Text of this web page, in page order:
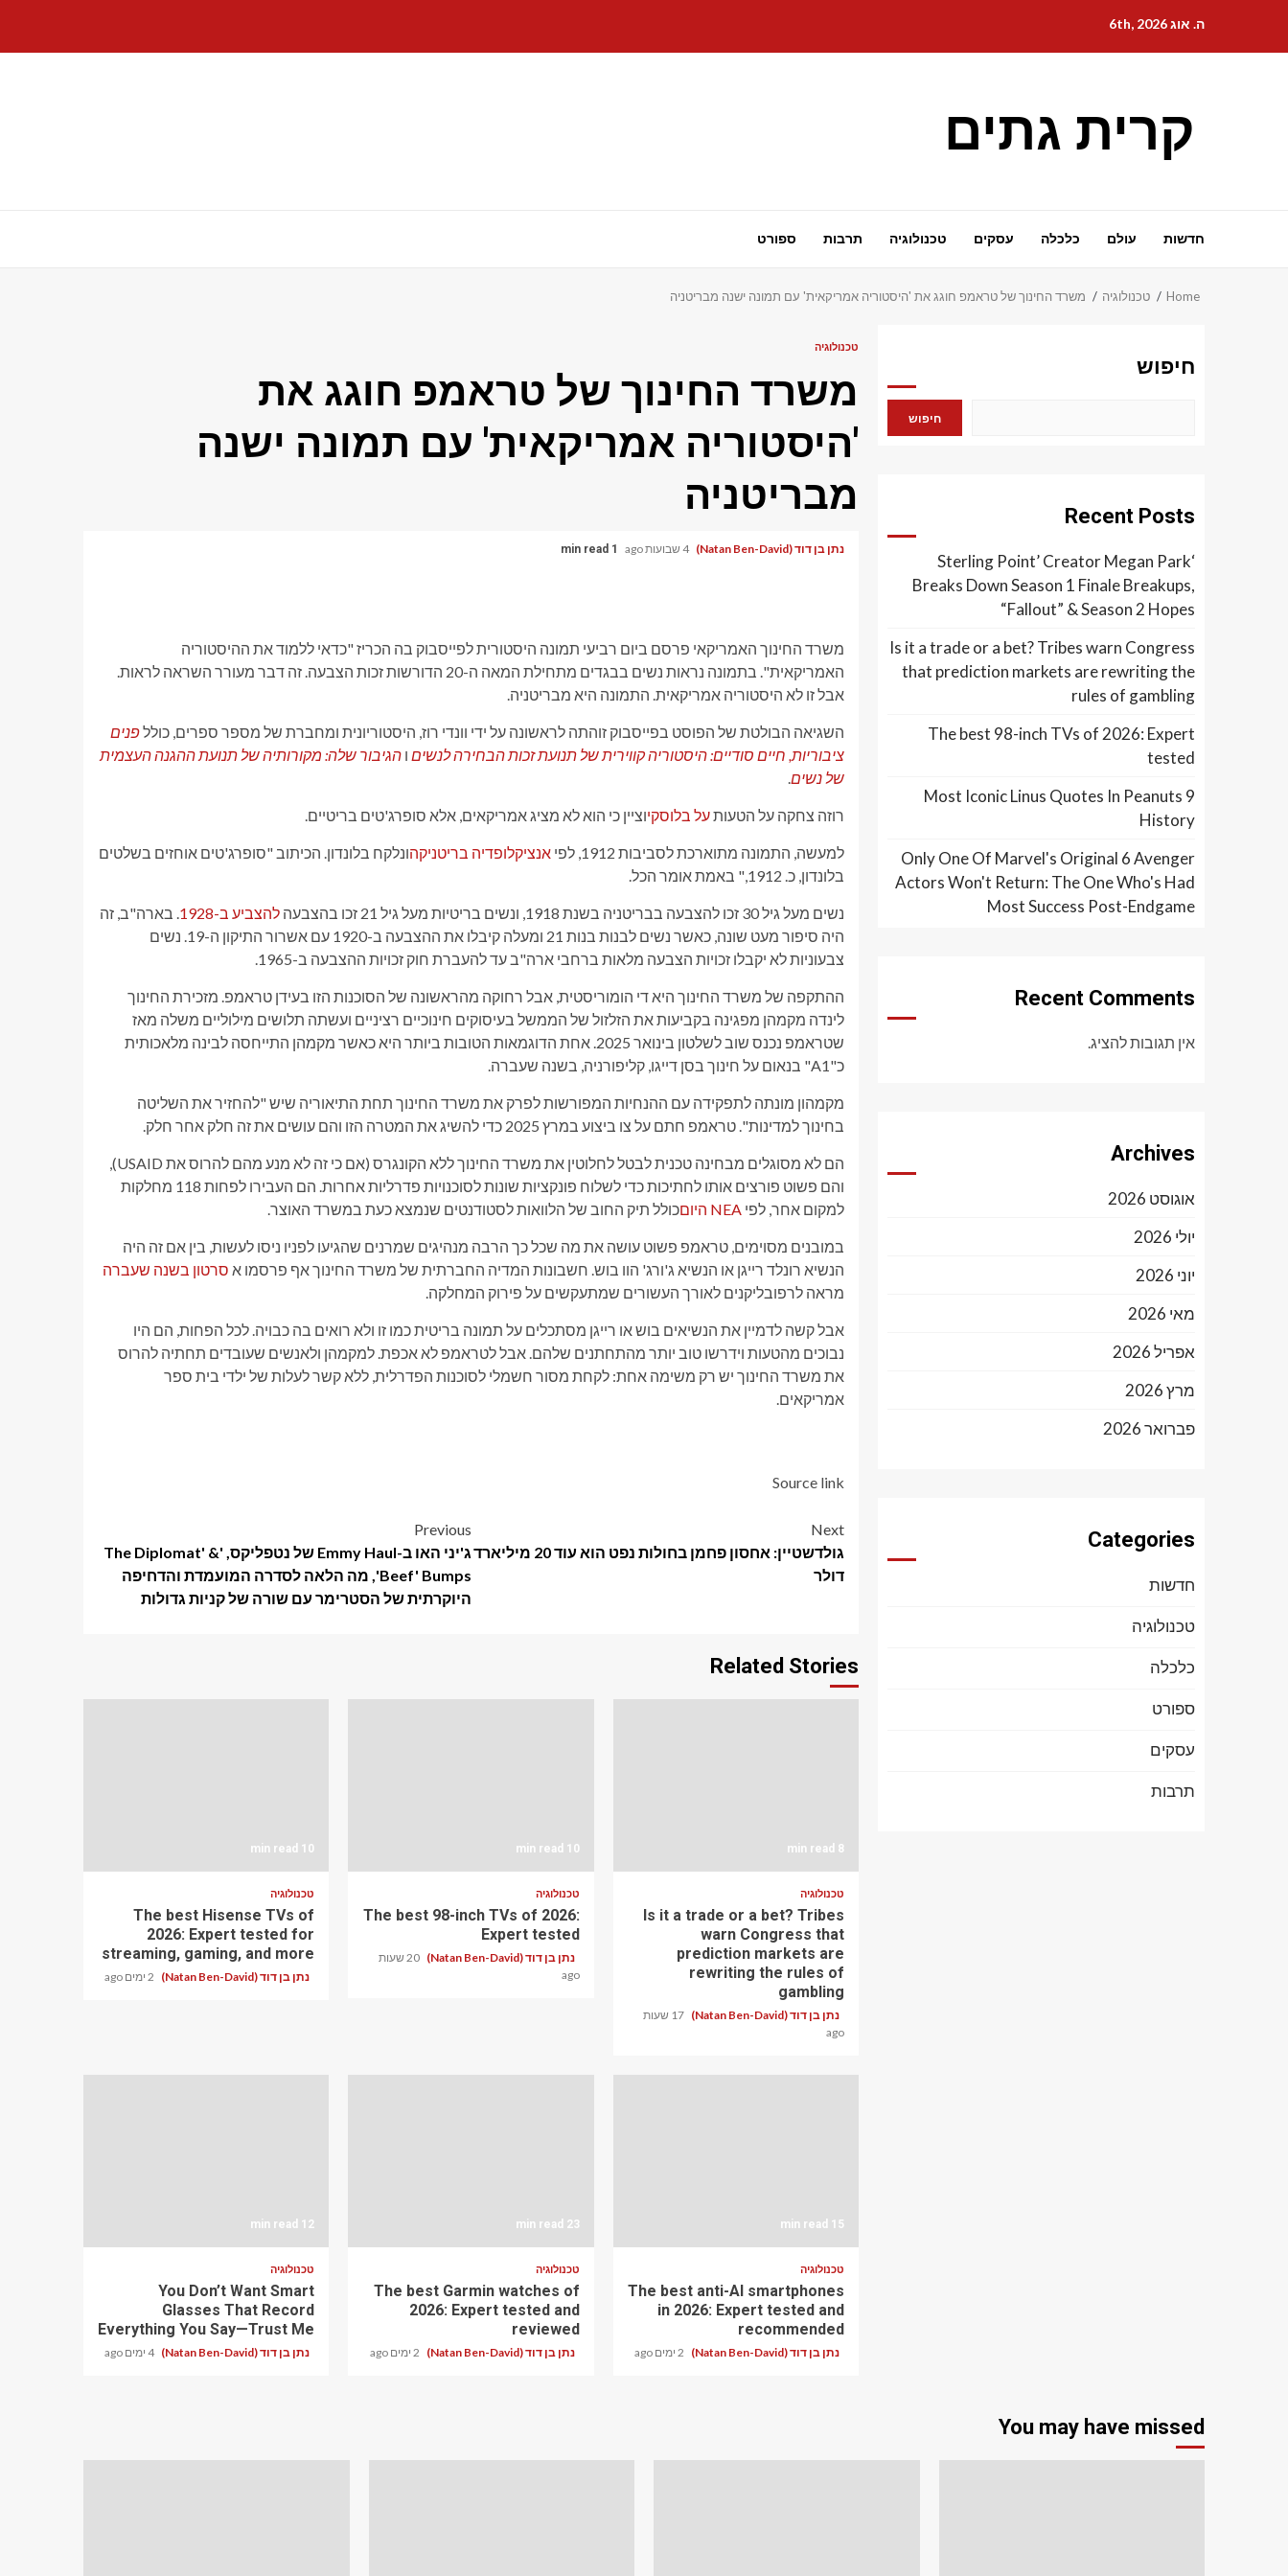
content
ה. אוג 6th, 2026
קרית גתים
חדשות עולם כלכלה עסקים טכנולוגיה תרבות ספורט
Home טכנולוגיה משרד החינוך של טראמפ חוגג את 'היסטוריה אמריקאית' עם תמונה ישנה מבריטניה
טכנולוגיה
משרד החינוך של טראמפ חוגג את
'היסטוריה אמריקאית' עם תמונה ישנה
מבריטניה
נתן בן דוד (Natan Ben-David) 4 שבועות ago 1 min read
משרד החינוך האמריקאי פרסם ביום רביעי תמונה היסטורית לפייסבוק בה הכריז "כדאי ללמוד את ההיסטוריה
האמריקאית". בתמונה נראות נשים בבגדים מתחילת המאה ה-20 הדורשות זכות הצבעה. זה דבר מעורר השראה לראות.
אבל זו לא היסטוריה אמריקאית. התמונה היא מבריטניה.
השגיאה הבולטת של הפוסט בפייסבוק זוהתה לראשונה על ידי וונדי רוז, היסטוריונית ומחברת של מספר ספרים, כוללפנים
ציבוריות, חיים סודיים: היסטוריה קווירית של תנועת זכות הבחירה לנשים ו הגיבור שלה: מקורותיה של תנועת ההגנה העצמית
של נשים.
רוזה צחקה על הטעותעל בלוסקיוציין כי הוא לא מציג אמריקאים, אלא סופרג'טים בריטיים.
למעשה, התמונה מתוארכת לסביבות 1912, לפי אנציקלופדיה בריטניקהונלקח בלונדון. הכיתוב "סופרג'טים אוחזים בשלטים
בלונדון, כ. 1912," באמת אומר הכל.
נשים מעל גיל 30 זכו להצבעה בבריטניה בשנת 1918, ונשים בריטיות מעל גיל 21 זכו בהצבעה להצביע ב-1928
. בארה"ב, זה
היה סיפור מעט שונה, כאשר נשים לבנות בנות 21 ומעלה קיבלו את ההצבעה ב-1920 עם אשרור התיקון ה-19. נשים
צבעוניות לא יקבלו זכויות הצבעה מלאות ברחבי ארה"ב עד להעברת חוק זכויות ההצבעה ב-1965.
ההתקפה של משרד החינוך היא די הומוריסטית, אבל רחוקה מהראשונה של הסוכנות הזו בעידן טראמפ. מזכירת החינוך
לינדה מקמהן מפגינה בקביעות את הזלזול של הממשל בעיסוקים חינוכיים רציניים ועשתה תלושים מילוליים משלה מאז
שטראמפ נכנס שוב לשלטון בינואר 2025. אחת הדוגמאות הטובות ביותר היא כאשר מקמהן התייחסה לבינה מלאכותית
כ"A1" בנאום על חינוך בסן דייגו, קליפורניה, בשנה שעברה.
מקמהון מונתה לתפקידה עם ההנחיות המפורשות לפרק את משרד החינוך תחת התיאוריה שיש "להחזיר את השליטה
בחינוך למדינות". טראמפ חתם על צו ביצוע במרץ 2025 כדי להשיג את המטרה הזו והם עושים את זה חלק אחר חלק.
הם לא מסוגלים מבחינה טכנית לבטל לחלוטין את משרד החינוך ללא הקונגרס (אם כי זה לא מנע מהם להרוס את USAID),
והם פשוט פורצים אותו לחתיכות כדי לשלוח פונקציות שונות לסוכנויות פדרליות אחרות. הם העבירו לפחות 118 מחלקות
למקום אחר, לפי NEA היום כולל תיק החוב של הלוואות לסטודנטים שנמצא כעת במשרד האוצר.
במובנים מסוימים, טראמפ פשוט עושה את מה שכל כך הרבה מנהיגים שמרנים שהגיעו לפניו ניסו לעשות, בין אם זה היה
הנשיא רונלד רייגן או הנשיא ג'ורג' הוו בוש. חשבונות המדיה החברתית של משרד החינוך אף פרסמו א סרטון בשנה שעברה
מראה לרפובליקנים לאורך העשורים שמתעקשים על פירוק המחלקה.
אבל קשה לדמיין את הנשיאים בוש או רייגן מסתכלים על תמונה בריטית כמו זו ולא רואים בה כבויה. לכל הפחות, הם היו
נבוכים מהטעות וידרשו טוב יותר מהתחתנים שלהם. אבל לטראמפ לא אכפת. למקמהן ולאנשים שעובדים תחתיה להרוס
את משרד החינוך יש רק משימה אחת: לקחת מסור חשמלי לסוכנות הפדרלית, ללא קשר לעלות של ילדי בית ספר
אמריקאים.
Source link
Post
navigation
Previous
ג'יני האו ב-Emmy Haul של נטפליקס, 'The Diplomat' &
'Beef' Bumps, מה הלאה לסדרה המועמדת והדחיפה
היוקרתית של הסטרימר עם שורה של קניות גדולות
Next
גולדשטיין: אחסון פחמן בחולות נפט הוא עוד 20 מיליארד
דולר
Related Stories
8 min read
טכנולוגיה
Is it a trade or a bet? Tribes
warn Congress that
prediction markets are
rewriting the rules of
gambling
נתן בן דוד (Natan Ben-David)
17 שעות
ago
10 min read
טכנולוגיה
The best 98-inch TVs of 2026:
Expert tested
נתן בן דוד (Natan Ben-David)
20 שעות
ago
10 min read
טכנולוגיה
The best Hisense TVs of
2026: Expert tested for
streaming, gaming, and more
נתן בן דוד (Natan Ben-David) 2 ימים ago
15 min read
טכנולוגיה
The best anti-AI smartphones
in 2026: Expert tested and
recommended
נתן בן דוד (Natan Ben-David) 2 ימים ago
23 min read
טכנולוגיה
The best Garmin watches of
2026: Expert tested and
reviewed
נתן בן דוד (Natan Ben-David) 2 ימים ago
12 min read
טכנולוגיה
You Don’t Want Smart
Glasses That Record
Everything You Say—Trust Me
נתן בן דוד (Natan Ben-David) 4 ימים ago
חיפוש
חיפוש
Recent Posts
‘Sterling Point’ Creator Megan Park
Breaks Down Season 1 Finale Breakups,
“Fallout” & Season 2 Hopes
Is it a trade or a bet? Tribes warn Congress
that prediction markets are rewriting the
rules of gambling
The best 98-inch TVs of 2026: Expert
tested
9 Most Iconic Linus Quotes In Peanuts
History
Only One Of Marvel's Original 6 Avenger
Actors Won't Return: The One Who's Had
Most Success Post-Endgame
Recent Comments
אין תגובות להציג.
Archives
אוגוסט 2026
יולי 2026
יוני 2026
מאי 2026
אפריל 2026
מרץ 2026
פברואר 2026
Categories
חדשות
טכנולוגיה
כלכלה
ספורט
עסקים
תרבות
You may have missed